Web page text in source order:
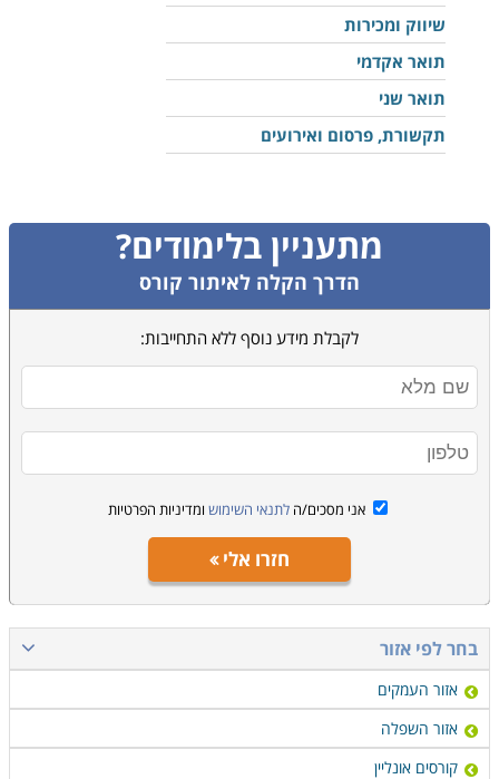
שיווק ומכירות
תואר אקדמי
תואר שני
תקשורת, פרסום ואירועים
מתעניין בלימודים?
הדרך הקלה לאיתור קורס
לקבלת מידע נוסף ללא התחייבות:
אני מסכים/ה לתנאי השימוש ומדיניות הפרטיות
חזרו אלי
בחר לפי אזור
אזור העמקים
אזור השפלה
קורסים אונליין